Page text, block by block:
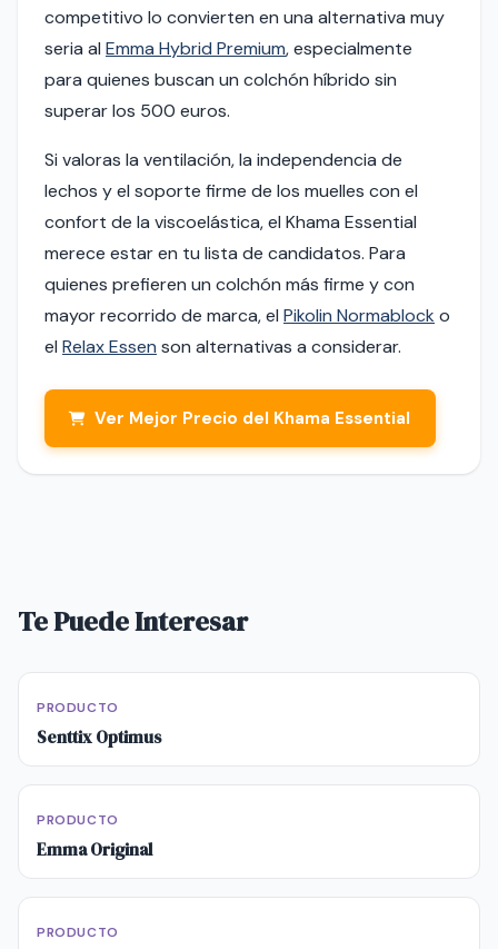
competitivo lo convierten en una alternativa muy
seria al Emma Hybrid Premium, especialmente
para quienes buscan un colchón híbrido sin
superar los 500 euros.
Si valoras la ventilación, la independencia de
lechos y el soporte firme de los muelles con el
confort de la viscoelástica, el Khama Essential
merece estar en tu lista de candidatos. Para
quienes prefieren un colchón más firme y con
mayor recorrido de marca, el Pikolin Normablock o
el Relax Essen son alternativas a considerar.
Ver Mejor Precio del Khama Essential
Te Puede Interesar
PRODUCTO
Senttix Optimus
PRODUCTO
Emma Original
PRODUCTO